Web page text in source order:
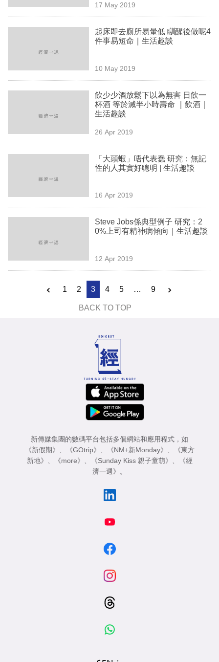
區
17 May 2019
起床即去廁所易暈低 瞓醒後做呢4
件事易短命｜生活趣談
10 May 2019
飲少少酒放鬆下以為無害 日飲一
杯酒 等於減半小時壽命 ｜飲酒｜
生活趣談
26 Apr 2019
「大頭蝦」唔代表蠢 研究：無記
性的人其實好聰明 | 生活趣談
16 Apr 2019
Steve Jobs係典型例子 研究：2
0%上司有精神病傾向｜生活趣談
12 Apr 2019
1 2 3 4 5 … 9
BACK TO TOP
新傳媒集團的數碼平台包括多個網站和應用程式，如
《新假期》 、 《GOtrip》 、 《NM+新Monday》 、
《東方
新地》 、 《more》 、 《Sunday Kiss 親子童萌》 、
《經
濟一週》 。